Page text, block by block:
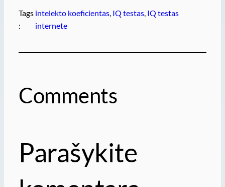
Tags
:
intelekto koeficientas, IQ testas, IQ testas
internete
Comments
Parašykite